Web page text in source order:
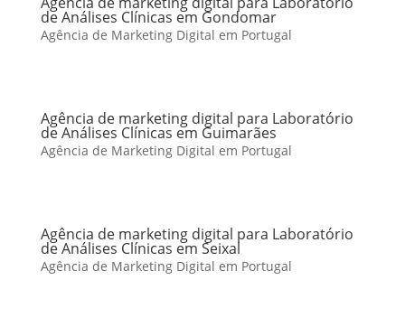
de Análises Clínicas em Gondomar
Agência de Marketing Digital em Portugal
Agência de marketing digital para Laboratório
de Análises Clínicas em Guimarães
Agência de Marketing Digital em Portugal
Agência de marketing digital para Laboratório
de Análises Clínicas em Seixal
Agência de Marketing Digital em Portugal